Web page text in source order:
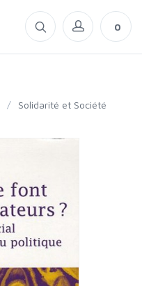
0
/ Solidarité et Société